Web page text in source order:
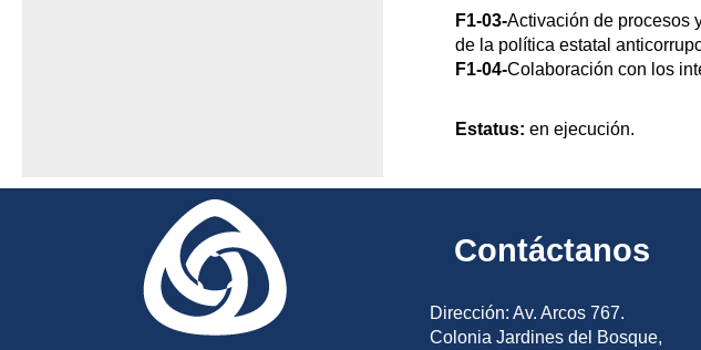
F1-03-Activación de procesos
de la política estatal
F1-04-Colaboración con los
Estatus: en ejecución.
Contáctanos
Dirección: Av. Arcos 767.
Colonia Jardines del Bosque,